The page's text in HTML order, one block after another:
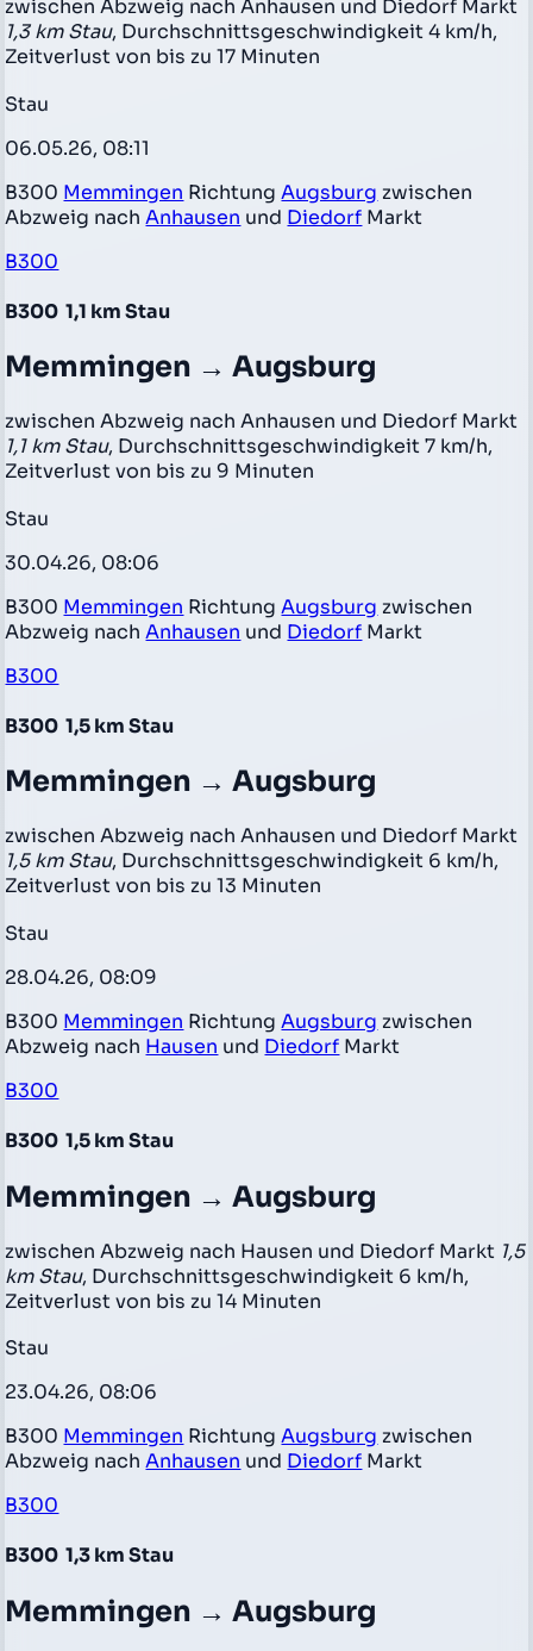
zwischen Abzweig nach Anhausen und Diedorf Markt
1,3 km Stau, Durchschnittsgeschwindigkeit 4 km/h,
Zeitverlust von bis zu 17 Minuten
Stau
06.05.26, 08:11
B300 Memmingen RichtungAugsburg zwischen
Abzweig nachAnhausen und Diedorf Markt
B300
B300 1,1 km Stau
Memmingen → Augsburg
zwischen Abzweig nach Anhausen und Diedorf Markt
1,1 km Stau, Durchschnittsgeschwindigkeit 7 km/h,
Zeitverlust von bis zu 9 Minuten
Stau
30.04.26, 08:06
B300 Memmingen RichtungAugsburg zwischen
Abzweig nachAnhausen und Diedorf Markt
B300
B300 1,5 km Stau
Memmingen → Augsburg
zwischen Abzweig nach Anhausen und Diedorf Markt
1,5 km Stau, Durchschnittsgeschwindigkeit 6 km/h,
Zeitverlust von bis zu 13 Minuten
Stau
28.04.26, 08:09
B300 Memmingen RichtungAugsburg zwischen
Abzweig nach Hausen und Diedorf Markt
B300
B300 1,5 km Stau
Memmingen → Augsburg
zwischen Abzweig nach Hausen und Diedorf Markt 1,5
km Stau, Durchschnittsgeschwindigkeit 6 km/h,
Zeitverlust von bis zu 14 Minuten
Stau
23.04.26, 08:06
B300 Memmingen RichtungAugsburg zwischen
Abzweig nachAnhausen und Diedorf Markt
B300
B300 1,3 km Stau
Memmingen → Augsburg